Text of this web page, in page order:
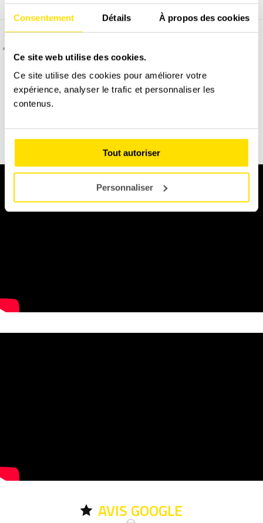
Consentement Détails À propos des cookies
Ce site web utilise des cookies.
Ce site utilise des cookies pour améliorer votre
expérience, analyser le trafic et personnaliser les
contenus.
Tout autoriser
Personnaliser
Permis B obligatoire à présenter le jour du stage.
DÉCOUVREZ NOTRE ALPINE A110
AVIS GOOGLE